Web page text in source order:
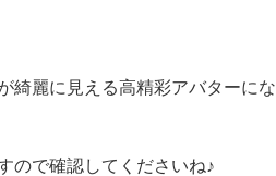
綺麗に見える高精彩アバターにな
ので確認してくださいね♪